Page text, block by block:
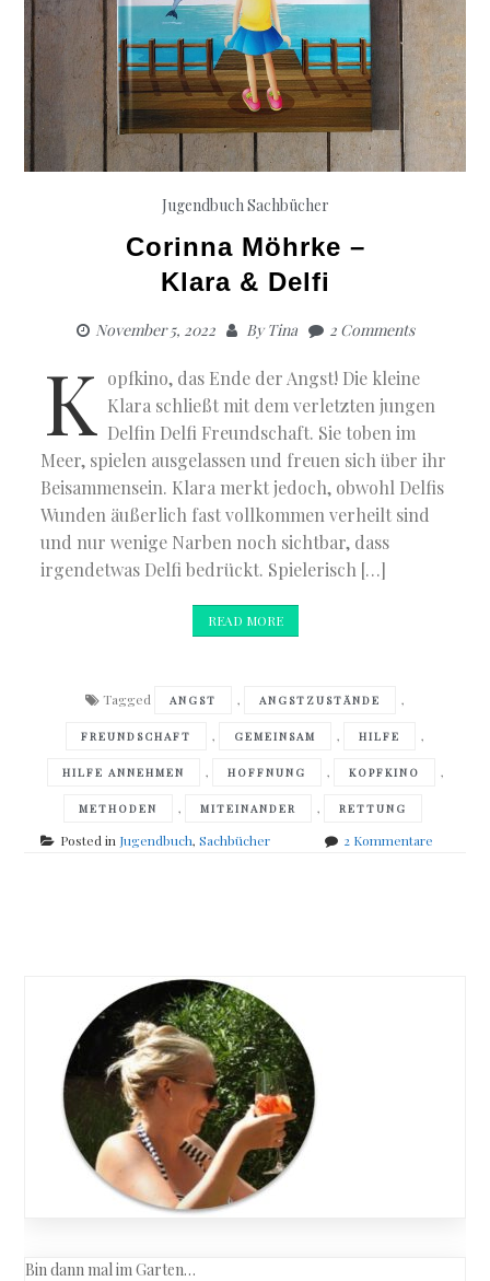
JugendbuchSachbücher
Corinna Möhrke –
Klara & Delfi
November 5, 2022 ByTina 2 Comments
K opfkino, das Ende der Angst! Die kleine
Klara schließt mit dem verletzten jungen
Delfin Delfi Freundschaft. Sie toben im
Meer, spielen ausgelassen und freuen sich über ihr
Beisammensein. Klara merkt jedoch, obwohl Delfis
Wunden äußerlich fast vollkommen verheilt sind
und nur wenige Narben noch sichtbar, dass
irgendetwas Delfi bedrückt. Spielerisch […]
READ MORE
Tagged ANGST , ANGSTZUSTÄNDE ,
FREUNDSCHAFT , GEMEINSAM , HILFE ,
HILFE ANNEHMEN , HOFFNUNG , KOPFKINO ,
METHODEN , MITEINANDER , RETTUNG
Posted in Jugendbuch,Sachbücher 2 Kommentarezu
navigation
Bin dann mal im Garten…